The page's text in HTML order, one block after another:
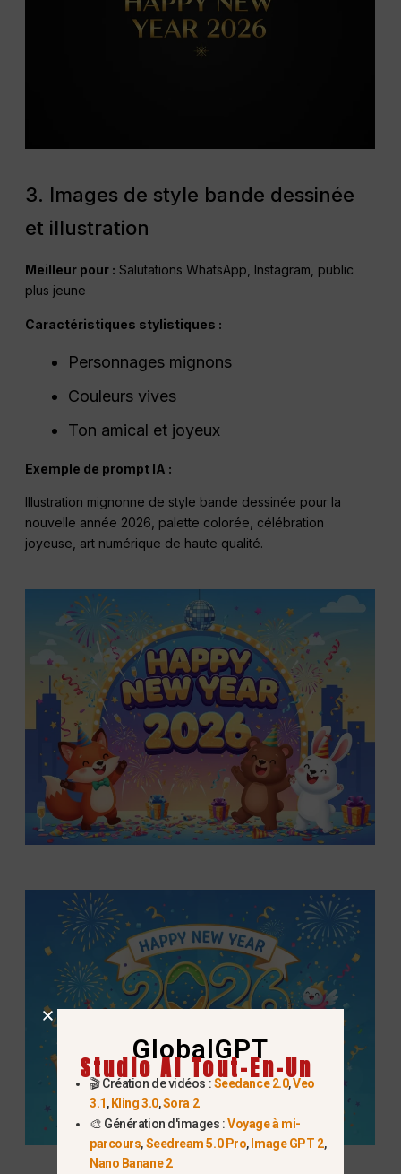
3. Images de style bande dessinée
et illustration
Meilleur pour : Salutations WhatsApp, Instagram, public
plus jeune
Caractéristiques stylistiques :
Personnages mignons
Couleurs vives
Ton amical et joyeux
Exemple de prompt IA :
Illustration mignonne de style bande dessinée pour la
nouvelle année 2026, palette colorée, célébration
joyeuse, art numérique de haute qualité.
GlobalGPT
Studio AI Tout-En-Un
🎬 Création de vidéos :Seedance 2.0,Veo
3.1, Kling 3.0,Sora 2
🎨 Génération d'images :Voyage à mi-
parcours,Seedream 5.0 Pro, Image GPT 2,
Nano Banane 2